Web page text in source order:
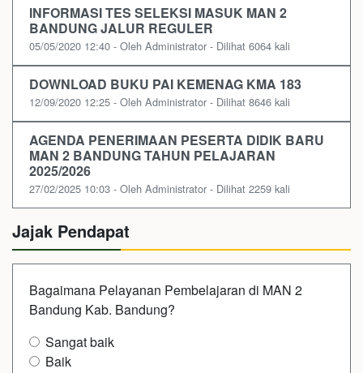
INFORMASI TES SELEKSI MASUK MAN 2
BANDUNG JALUR REGULER
05/05/2020 12:40 - Oleh Administrator - Dilihat 6064 kali
DOWNLOAD BUKU PAI KEMENAG KMA 183
12/09/2020 12:25 - Oleh Administrator - Dilihat 8646 kali
AGENDA PENERIMAAN PESERTA DIDIK BARU
MAN 2 BANDUNG TAHUN PELAJARAN
2025/2026
27/02/2025 10:03 - Oleh Administrator - Dilihat 2259 kali
Jajak Pendapat
Bagaimana Pelayanan Pembelajaran di MAN 2
Bandung Kab. Bandung?
Sangat baik
Baik